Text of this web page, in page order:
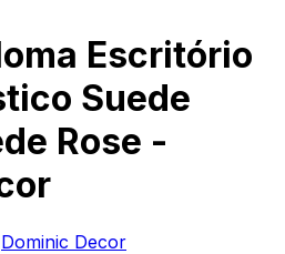
Escritório
Suede
Rose -
Dominic Decor